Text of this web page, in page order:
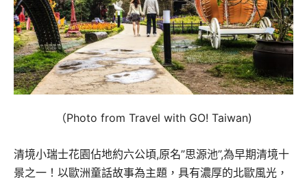
（Photo from Travel with GO! Taiwan)
清境小瑞士花園佔地約六公頃,原名”思源池”,為早期清境十
景之一！以歐洲童話故事為主題，具有濃厚的北歐風光，